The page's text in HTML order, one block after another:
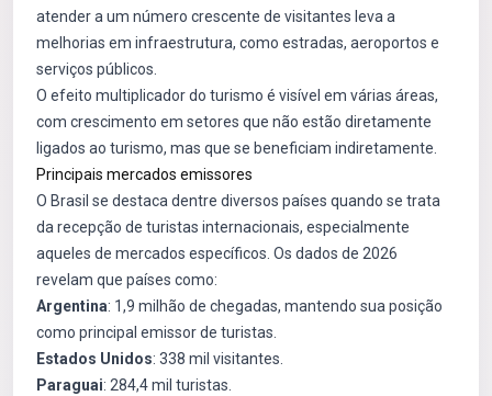
atender a um número crescente de visitantes leva a
melhorias em infraestrutura, como estradas, aeroportos e
serviços públicos.
O efeito multiplicador do turismo é visível em várias áreas,
com crescimento em setores que não estão diretamente
ligados ao turismo, mas que se beneficiam indiretamente.
Principais mercados emissores
O Brasil se destaca dentre diversos países quando se trata
da recepção de turistas internacionais, especialmente
aqueles de mercados específicos. Os dados de 2026
revelam que países como:
Argentina: 1,9 milhão de chegadas, mantendo sua posição
como principal emissor de turistas.
Estados Unidos: 338 mil visitantes.
Paraguai: 284,4 mil turistas.